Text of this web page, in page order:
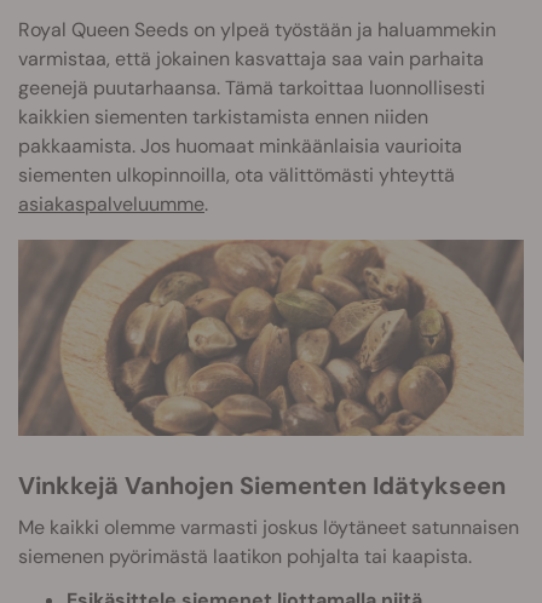
Royal Queen Seeds on ylpeä työstään ja haluammekin
varmistaa, että jokainen kasvattaja saa vain parhaita
geenejä puutarhaansa. Tämä tarkoittaa luonnollisesti
kaikkien siementen tarkistamista ennen niiden
pakkaamista. Jos huomaat minkäänlaisia vaurioita
siementen ulkopinnoilla, ota välittömästi yhteyttä
asiakaspalveluumme.
Vinkkejä Vanhojen Siementen Idätykseen
Me kaikki olemme varmasti joskus löytäneet satunnaisen
siemenen pyörimästä laatikon pohjalta tai kaapista.